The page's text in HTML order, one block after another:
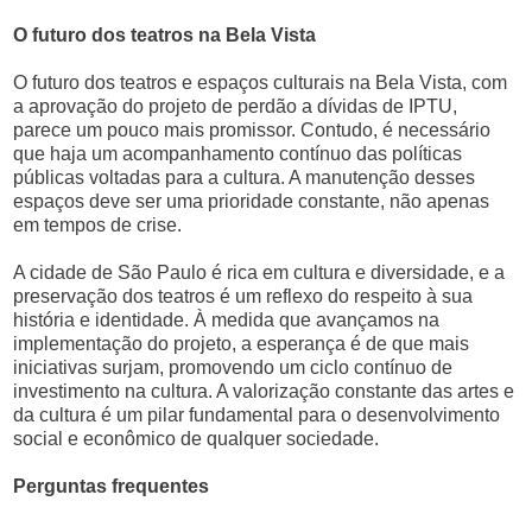
O futuro dos teatros na Bela Vista
O futuro dos teatros e espaços culturais na Bela Vista, com
a aprovação do projeto de perdão a dívidas de IPTU,
parece um pouco mais promissor. Contudo, é necessário
que haja um acompanhamento contínuo das políticas
públicas voltadas para a cultura. A manutenção desses
espaços deve ser uma prioridade constante, não apenas
em tempos de crise.
A cidade de São Paulo é rica em cultura e diversidade, e a
preservação dos teatros é um reflexo do respeito à sua
história e identidade. À medida que avançamos na
implementação do projeto, a esperança é de que mais
iniciativas surjam, promovendo um ciclo contínuo de
investimento na cultura. A valorização constante das artes e
da cultura é um pilar fundamental para o desenvolvimento
social e econômico de qualquer sociedade.
Perguntas frequentes